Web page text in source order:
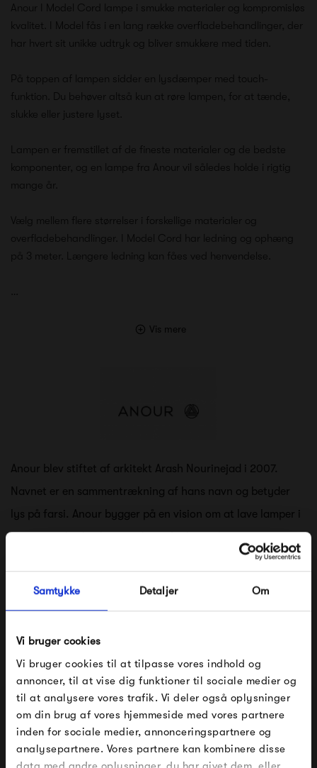
Samtykke Detaljer Om
Vi bruger cookies
Vi bruger cookies til at tilpasse vores indhold og
annoncer, til at vise dig funktioner til sociale medier og
til at analysere vores trafik. Vi deler også oplysninger
om din brug af vores hjemmeside med vores partnere
inden for sociale medier, annonceringspartnere og
analysepartnere. Vores partnere kan kombinere disse
Anour I Model Cord lampe i smukke materialer og kompromisløs
kvalitet. I Model fås i en lang række overfladebehandlinger, der
har hvert sit unikke udtryk og bliver smukkere med tiden.
På toppen af lampen sidder en lysdæmper med touch-
funktion. Du behøver altså kun at røre lampen, for at tænde,
slukke eller justere lyset.
Lampen er fremstillet af de fineste materialer og de bedste
komponenter, og en lampe fra Anour vil således holde i rigtig
mange år.
Vælg mellem flere størrelser i forskellige materialer og
overfladebehandlinger. I Model Cord har ledning og ophæng
på 3 meter. Længere ledning kan fåes ved henvendelse.
…
Vis mere
Anour blev stiftet af arkitekt Arash Nourinejad i 2007.
Navnet er en sammentrækning af hans navn og betyder
lys på farsi. Anour bygger på en vision om at lave lamper i
kompromisløs kvalitet med stor funktionalitet og
Designet er enkelt, elegant og bringer materialet i fokus.
Med kobber, messing og stål i forskellige
overfladebehandlinger, opnår lamperne hvert sit smukke
og unikke udtryk.
Se alle varer fra Anour
FÅ 10% PÅ DIN NÆSTE ORDRE
Indtast din e-mail, så sender vi rabatkoden til dig på